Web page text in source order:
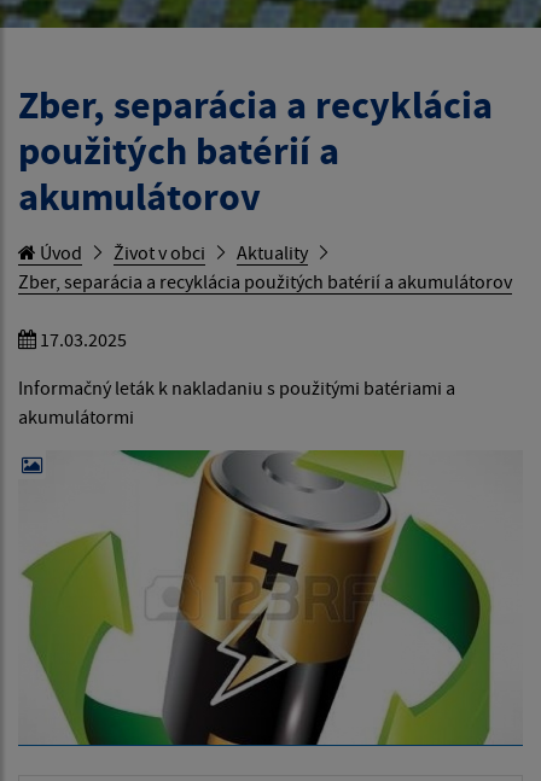
Zber, separácia a recyklácia
použitých batérií a
akumulátorov
Úvod Život v obci
Aktuality
Zber, separácia a recyklácia použitých batérií a akumulátorov
17.03.2025
Informačný leták k nakladaniu s použitými batériami a
akumulátormi